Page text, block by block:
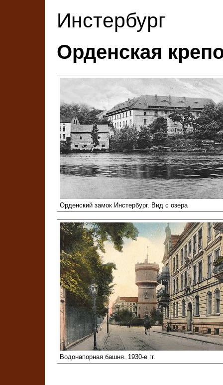
Инстербург
Орденская
Орденский замок Инстербург. Вид с озера
Водонапорная башня. 1930-е гг.